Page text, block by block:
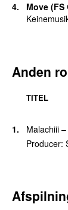
4. Move (FS
Anden
TITEL
1. Malachiii –
Producer: